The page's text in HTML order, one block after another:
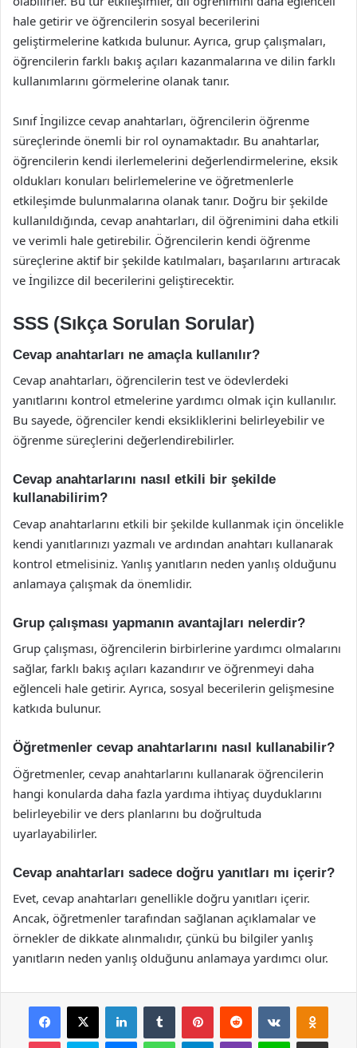
hale getirir ve öğrencilerin sosyal becerilerini
geliştirmelerine katkıda bulunur. Ayrıca, grup çalışmaları,
öğrencilerin farklı bakış açıları kazanmalarına ve dilin farklı
kullanımlarını görmelerine olanak tanır.
Sınıf İngilizce cevap anahtarları, öğrencilerin öğrenme
süreçlerinde önemli bir rol oynamaktadır. Bu anahtarlar,
öğrencilerin kendi ilerlemelerini değerlendirmelerine, eksik
oldukları konuları belirlemelerine ve öğretmenlerle
etkileşimde bulunmalarına olanak tanır. Doğru bir şekilde
kullanıldığında, cevap anahtarları, dil öğrenimini daha etkili
ve verimli hale getirebilir. Öğrencilerin kendi öğrenme
süreçlerine aktif bir şekilde katılmaları, başarılarını artıracak
ve İngilizce dil becerilerini geliştirecektir.
SSS (Sıkça Sorulan Sorular)
Cevap anahtarları ne amaçla kullanılır?
Cevap anahtarları, öğrencilerin test ve ödevlerdeki
yanıtlarını kontrol etmelerine yardımcı olmak için kullanılır.
Bu sayede, öğrenciler kendi eksikliklerini belirleyebilir ve
öğrenme süreçlerini değerlendirebilirler.
Cevap anahtarlarını nasıl etkili bir şekilde
kullanabilirim?
Cevap anahtarlarını etkili bir şekilde kullanmak için öncelikle
kendi yanıtlarınızı yazmalı ve ardından anahtarı kullanarak
kontrol etmelisiniz. Yanlış yanıtların neden yanlış olduğunu
anlamaya çalışmak da önemlidir.
Grup çalışması yapmanın avantajları nelerdir?
Grup çalışması, öğrencilerin birbirlerine yardımcı olmalarını
sağlar, farklı bakış açıları kazandırır ve öğrenmeyi daha
eğlenceli hale getirir. Ayrıca, sosyal becerilerin gelişmesine
katkıda bulunur.
Öğretmenler cevap anahtarlarını nasıl kullanabilir?
Öğretmenler, cevap anahtarlarını kullanarak öğrencilerin
hangi konularda daha fazla yardıma ihtiyaç duyduklarını
belirleyebilir ve ders planlarını bu doğrultuda
uyarlayabilirler.
Cevap anahtarları sadece doğru yanıtları mı içerir?
Evet, cevap anahtarları genellikle doğru yanıtları içerir.
Ancak, öğretmenler tarafından sağlanan açıklamalar ve
örnekler de dikkate alınmalıdır, çünkü bu bilgiler yanlış
yanıtların neden yanlış olduğunu anlamaya yardımcı olur.
Facebook
X LinkedInTumblr PinterestReddit VKontakte
Pocket Skype MessengerWhatsAppTelegramViber Line E-Posta ile